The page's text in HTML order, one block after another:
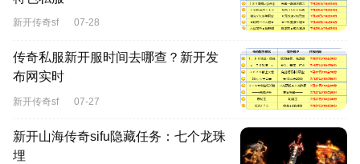
新开传奇sf 07-28
传奇私服新开服时间去哪查？新开发
布网实时
新开传奇sf 07-27
新开山海传奇sifu隐藏任务：七个龙珠
埋